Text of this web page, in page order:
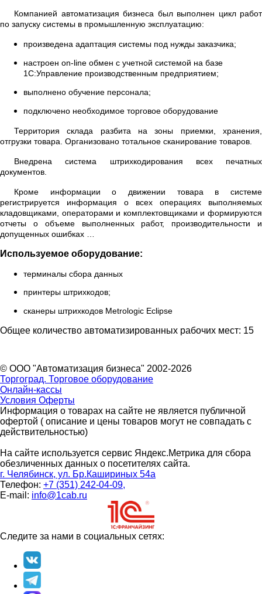
Компанией автоматизация бизнеса был выполнен цикл работ
по запуску системы в промышленную эксплуатацию:
произведена адаптация системы под нужды заказчика;
настроен on-line обмен с учетной системой на базе
1С:Управление производственным предприятием;
выполнено обучение персонала;
подключено необходимое торговое оборудование
Территория склада разбита на зоны приемки, хранения,
отгрузки товара. Организовано тотальное сканирование товаров.
Внедрена система штрихкодирования всех печатных
документов.
Кроме информации о движении товара в системе
регистрируется информация о всех операциях выполняемых
кладовщиками, операторами и комплектовщиками и формируются
отчеты о объеме выполненных работ, производительности и
допущенных ошибках …
Используемое оборудование:
терминалы сбора данных
принтеры штрихкодов;
сканеры штрихкодов Metrologic Eclipse
Общее количество автоматизированных рабочих мест: 15
© ООО "Автоматизация бизнеса" 2002-2026
Торгоград. Торговое оборудование
Онлайн-кассы
Условия Оферты
Информация о товарах на сайте не является публичной
офертой ( описание и цены товаров могут не совпадать с
действительностью)
На сайте используется сервис Яндекс.Метрика для сбора
обезличенных данных о посетителях сайта.
г. Челябинск, ул. Бр.Кашириных 54а
Телефон: +7 (351) 242-04-09,
E-mail: info@1cab.ru
Следите за нами в социальных сетях: